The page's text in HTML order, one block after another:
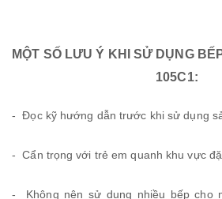
MỘT SỐ LƯU Ý KHI SỬ DỤNG
105C1:
- Đọc kỹ hướng dẫn trước khi sử dụng
- Cẩn trọng với trẻ em quanh khu vực
- Không nên sử dụng nhiều bếp cho